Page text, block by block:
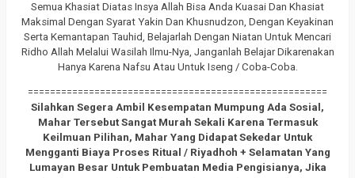
Semua Khasiat Diatas Insya Allah Bisa Anda Kuasai Dan Khasiat
Maksimal Dengan Syarat Yakin Dan Khusnudzon, Dengan Keyakinan
Serta Kemantapan Tauhid, Belajarlah Dengan Niatan Untuk Mencari
Ridho Allah Melalui Wasilah Ilmu-Nya, Janganlah Belajar Dikarenakan
Hanya Karena Nafsu Atau Untuk Iseng / Coba-Coba.
======================================================
Silahkan Segera Ambil Kesempatan Mumpung Ada Sosial,
Mahar Tersebut Sangat Murah Sekali Karena Termasuk
Keilmuan Pilihan, Mahar Yang Didapat Sekedar Untuk
Mengganti Biaya Proses Ritual / Riyadhoh + Selamatan Yang
Lumayan Besar Untuk Pembuatan Media Pengisianya, Jika